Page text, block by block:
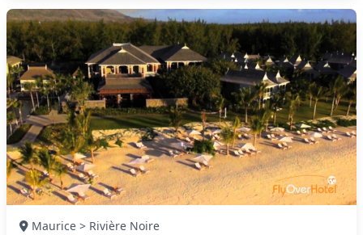
Maurice > Rivière Noire